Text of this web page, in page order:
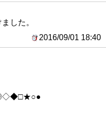
した。
2016/09/01 18:40